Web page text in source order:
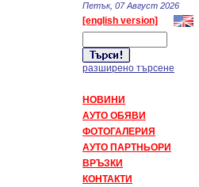
Петък, 07 Август 2026
[english version]
разширено търсене
НОВИНИ
АУТО ОБЯВИ
ФОТОГАЛЕРИЯ
АУТО ПАРТНЬОРИ
ВРЪЗКИ
КОНТАКТИ